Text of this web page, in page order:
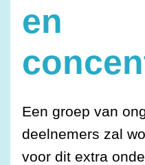
en
Een groep van
deelnemers zal
voor dit extra